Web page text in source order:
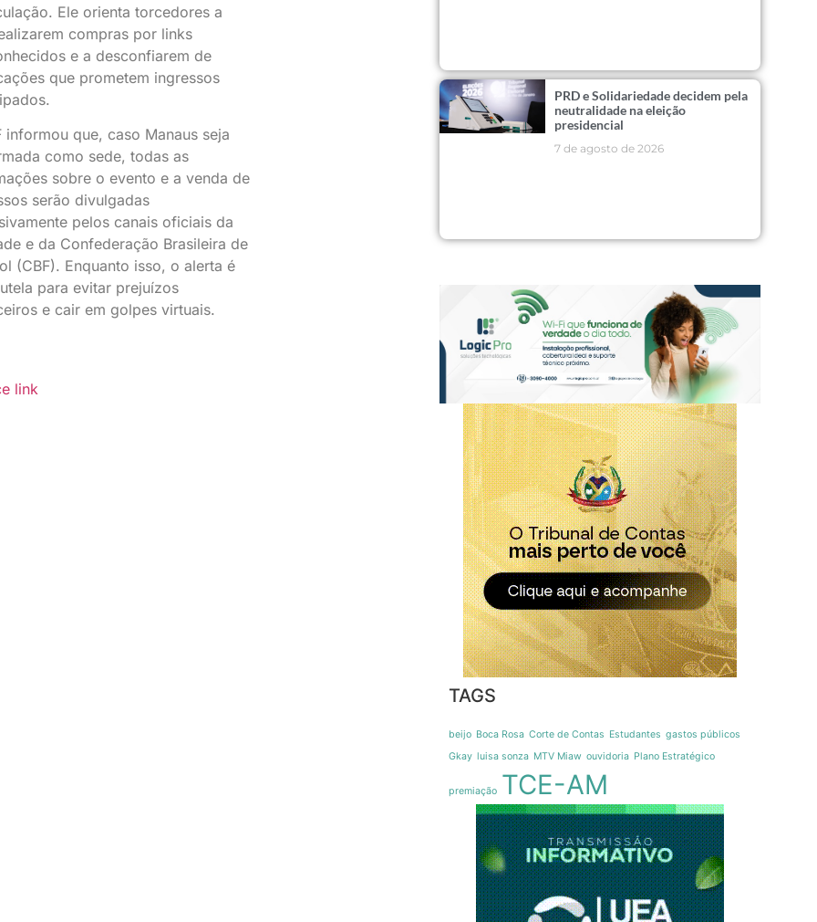
Ele orienta torcedores a
compras por links
e a desconfiarem de
que prometem ingressos
informou que, caso Manaus seja
como sede, todas as
sobre o evento e a venda de
serão divulgadas
pelos canais oficiais da
e da Confederação Brasileira de
(CBF). Enquanto isso, o alerta é
para evitar prejuízos
e cair em golpes virtuais.
link
PRD e Solidariedade decidem pela
neutralidade na eleição
presidencial
7 de agosto de 2026
TAGS
beijo Boca Rosa Corte de Contas Estudantes gastos públicos
Gkay luisa sonza MTV Miaw ouvidoria Plano Estratégico
premiação TCE-AM